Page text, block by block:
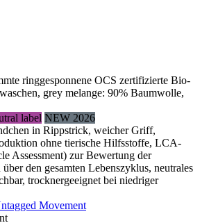
ringgesponnene OCS zertifizierte Bio-
grey melange: 90% Baumwolle,
label NEW 2026
in Rippstrick, weicher Griff,
ohne tierische Hilfsstoffe, LCA-
Assessment) zur Bewertung der
den gesamten Lebenszyklus, neutrales
trocknergeeignet bei niedriger
Movement